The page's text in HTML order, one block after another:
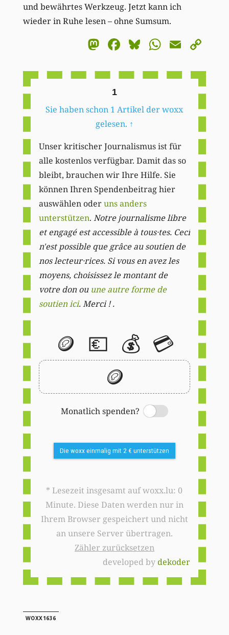
und bewährtes Werkzeug. Jetzt kann ich
wieder in Ruhe lesen – ohne Sumsum.
Mastodon
Facebook
BlueskyEmail
1
Sie haben schon 1 Artikel der woxx
gelesen. ↑
Unser kritischer Journalismus ist für
alle kostenlos verfügbar. Damit das so
bleibt, brauchen wir Ihre Hilfe. Sie
können Ihren Spendenbeitrag hier
auswählen oderuns anders
unterstützen. Notre journalisme libre
et engagé est accessible à tous·tes. Ceci
n'est possible que grâce au soutien de
nos lecteur·rices. Si vous en avez les
moyens, choisissez le montant de
votre don ou une autre forme de
soutien ici. Merci ! .
🪙 💶 💰 💳
🪙
Monatlich spenden?
Switch
Die woxx einmalig mit 2 € unterstützen
* Lesezeit insgesamt auf woxx.lu: 0
Minute. Diese Daten werden nur in
Ihrem Browser gespeichert und nicht
an unsere Server übertragen.
Zähler zurücksetzen
developed bydekoder
WOXX1636